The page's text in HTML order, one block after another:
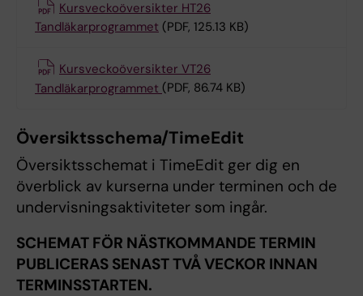
Kursveckoöversikter HT26
Tandläkarprogrammet (PDF, 125.13 KB)
Kursveckoöversikter VT26
Tandläkarprogrammet (PDF, 86.74 KB)
Översiktsschema/TimeEdit
Översiktsschemat i TimeEdit ger dig en
överblick av kurserna under terminen och de
undervisningsaktiviteter som ingår.
SCHEMAT FÖR NÄSTKOMMANDE TERMIN
PUBLICERAS SENAST TVÅ VECKOR INNAN
TERMINSSTARTEN.